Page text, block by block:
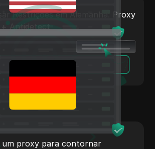
Restrições em Alemanha: Proxy
+ Antidetect
um proxy para contornar